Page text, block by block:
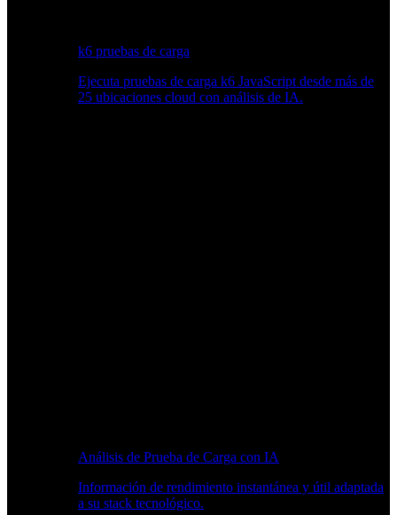
k6 pruebas de carga
Ejecuta pruebas de carga k6 JavaScript desde más de
25 ubicaciones cloud con análisis de IA.
Análisis de Prueba de Carga con IA
Información de rendimiento instantánea y útil adaptada
a su stack tecnológico.